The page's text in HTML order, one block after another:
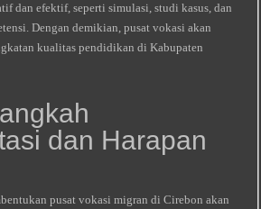
dan efektif, seperti simulasi, studi kasus, dan
Dengan demikian, pusat vokasi akan
kualitas pendidikan di Kabupaten
dan Harapan
pusat vokasi migran di Cirebon akan